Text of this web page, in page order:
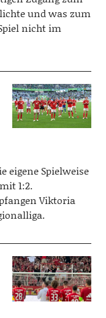
und was zum
nicht im
eigene Spielweise
1:2.
Viktoria